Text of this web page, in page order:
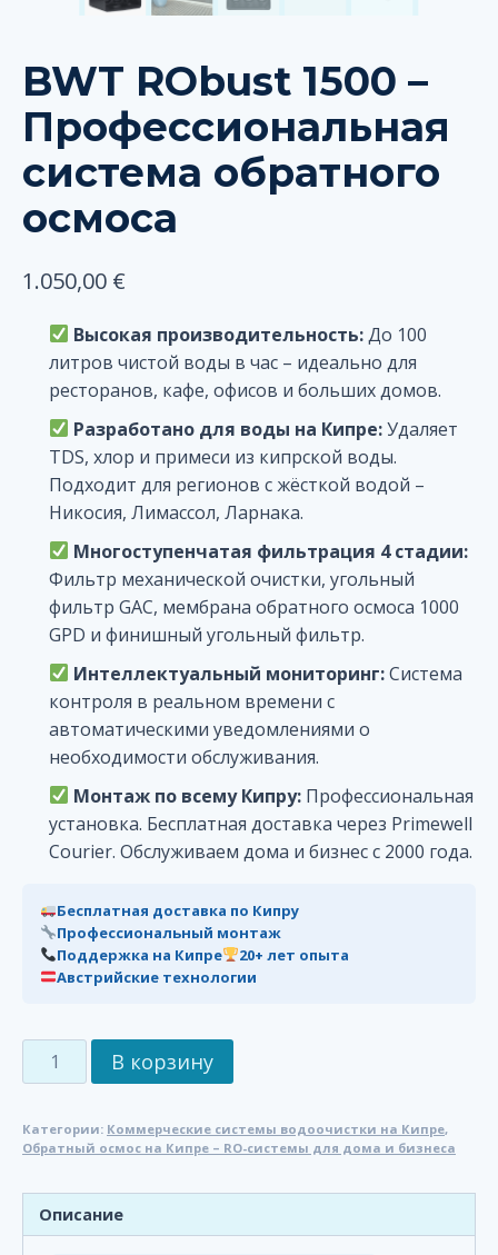
BWT RObust 1500 –
Профессиональная
система обратного
осмоса
1.050,00 €
Высокая производительность:До 100
литров чистой воды в час – идеально для
ресторанов, кафе, офисов и больших домов.
Разработано для воды на Кипре:Удаляет
TDS, хлор и примеси из кипрской воды.
Подходит для регионов с жёсткой водой –
Никосия, Лимассол, Ларнака.
Многоступенчатая фильтрация 4 стадии:
Фильтр механической очистки, угольный
фильтр GAC, мембрана обратного осмоса 1000
GPD и финишный угольный фильтр.
Интеллектуальный мониторинг:Система
контроля в реальном времени с
автоматическими уведомлениями о
необходимости обслуживания.
Монтаж по всему Кипру: Профессиональная
установка. Бесплатная доставка через Primewell
Courier. Обслуживаем дома и бизнес с 2000 года.
Бесплатная доставка по Кипру
Профессиональный монтаж
Поддержка на Кипре
20+ лет опыта
Австрийские технологии
Количество
товара
RObust
1500
–
Профессиональная
В корзину
Категории: Коммерческие системы водоочистки на Кипре,
Обратный осмос на Кипре – RO-системы для дома и бизнеса
Описание